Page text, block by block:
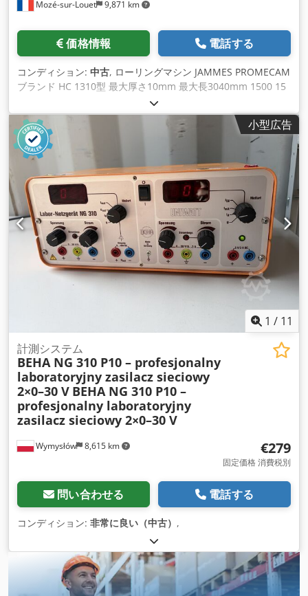
Mozé-sur-Louet 9,871 km
価格情報 電話する
コンディション: 中古, ローリングマシン JAMMES PROMECAM
ブランド HC 1310型 最大厚さ10mm 最大長3040mm 1500 15
mmの圧延能力 上部ローラー直径300mm サイドローラー径
220mm 動作速度0～7m/mm 油圧制御 1馬力エンジン 油圧ユ
ニットモーター5.5kW Dcedpfx Aaswf Ndiensk 重量7000kg 寸
法 5100 x 1000 x 1000mm 4ローラークランチャータイプ
小型広告
1 / 11
Wymysłów 8,615 km
計測システム
BEHA NG 310 P10 – profesjonalny
laboratoryjny zasilacz sieciowy
2×0–30 V BEHA NG 310 P10 –
profesjonalny laboratoryjny
zasilacz sieciowy 2×0–30 V
€279
固定価格 消費税別
問い合わせる 電話する
コンディション: 非常に良い（中古） ,